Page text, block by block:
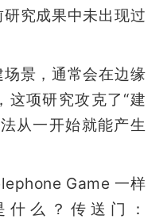
究成果中未出现过
景，通常会在边缘
这项研究攻克了“建
从一开始就能产生
Game 一样
什么？传送门：